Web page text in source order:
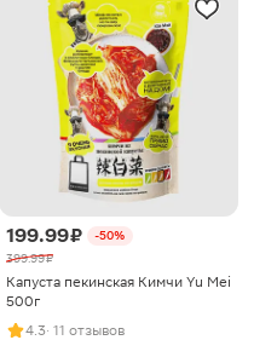
199.99 ₽
-50%
399.99 ₽
Капуста пекинская Кимчи Yu Mei
500г
4.3· 11 отзывов